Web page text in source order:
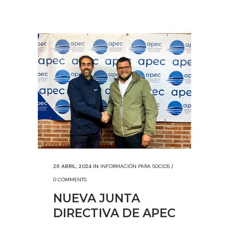
26 ABRIL, 2024 IN INFORMACIÓN PARA SOCIOS /
0 COMMENTS
NUEVA JUNTA
DIRECTIVA DE APEC